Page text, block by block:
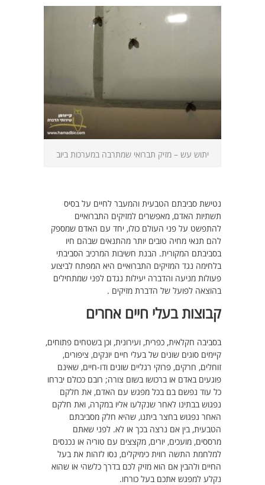
יתוש עש – מזיק תברואי שמתרבה במערכות ביוב
נטישת סביבתם הטבעית והמעבר לחיים על בסיס
תשתיות האדם, מאפשרים למזיקים התברואיים
להתפשט על פני העולם כולו, יחד עם האדם שמספק
להם תנאי מחיה טובים יותר מהתנאים שבהם חיו
בסביבתם המקורית. הבנת חשיבות המרכיב הסביבתי
בלחימה נגד המזיקים התברואיים היא המפתח לביצוע
פעולות מניעה והדברה יעילות נגדם לפני שמתחילים
בהוצאה לפועל של הדברת מזיקים .
קבוצות בעלי חיים אחרים
בסביבה חקלאית, כפרית, ועירונית, וכן בשטחים פתוחים,
קיימים סוגים שונים של בעלי חיים יונקים, ציפורים,
זוחלים, חרקים, פרוקי רגליים שונים ודו-חיים, שאינם
פוגעים באדם או ברכושו בשום צורה; רובם ככולם יברחו
כל עוד נפשם בם בכל מפגש עם האדם, את חלקם
נפגוש בבתינו לאחר שנקלעו אליו במקרה, ואת חלקם
האחר נפגוש בחצר ביתנו, שהיא חלק מסביבתם
הטבעית, בין אם נרצה בכך או לא. לפני שאתם
מרססים, מועכים, יורים, מקצצים עם טוריה או נכנסים
למלחמת התשה רווית כימיקלים, נסו לזהות את בעל
החיים ולהבין אם הוא מזיק לכם בדרך כלשהי או שהוא
נקלע למפגש אתכם בעל כורחו.